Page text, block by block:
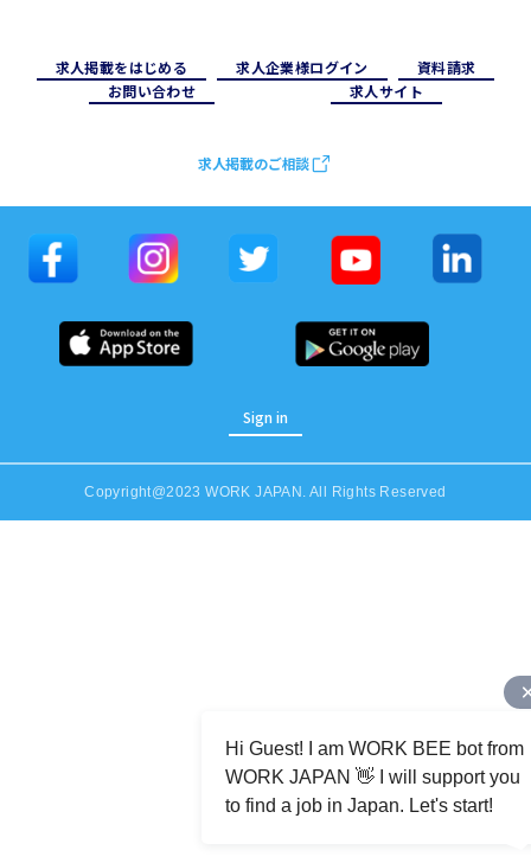
求⼈掲載をはじめる 求⼈企業様ログイン
資料請求
お問い合わせ
求⼈サイト
求人掲載のご相談
Sign in
Copyright@2023 WORK JAPAN. All Rights Reserved
Hi Guest! I am WORK BEE bot from
WORK JAPAN 👋 I will support you
to find a job in Japan. Let's start!